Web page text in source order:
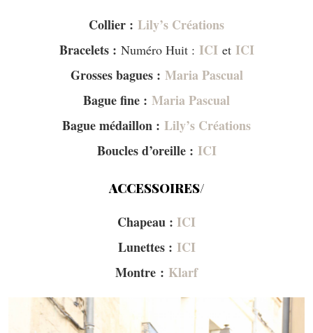
Collier : Lily’s Créations
Bracelets : Numéro Huit : ICI et ICI
Grosses bagues : Maria Pascual
Bague fine : Maria Pascual
Bague médaillon : Lily’s Créations
Boucles d’oreille : ICI
ACCESSOIRES/
Chapeau : ICI
Lunettes : ICI
Montre : Klarf